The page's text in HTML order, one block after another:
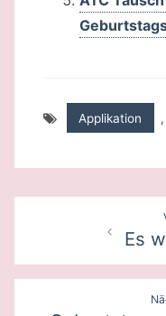
Applikation ,
Es